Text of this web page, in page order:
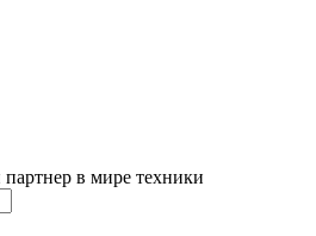
в мире техники